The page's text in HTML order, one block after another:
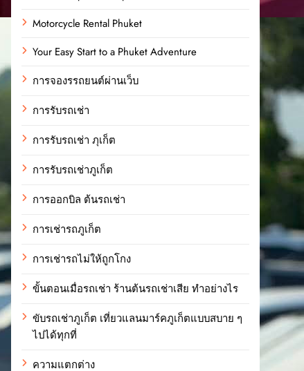
Motorcycle Rental Phuket
Your Easy Start to a Phuket Adventure
การจองรรถยนต์ผ่านเว็บ
การรับรถเช่า
การรับรถเช่า ภุเก็ต
การรับรถเช่าภูเก็ต
การออกบิล ต้นรถเช่า
การเช่ารถภูเก็ต
การเช่ารถไม่ให้ถูกโกง
ขั้นตอนเมื่อรถเช่า ร้านต้นรถเช่าเสีย ทำอย่างไร
ขับรถเช่าภูเก็ต เที่ยวแลนมาร์คภูเก็ตแบบสบาย ๆ
ไปได้ทุกที่
ความแตกต่าง